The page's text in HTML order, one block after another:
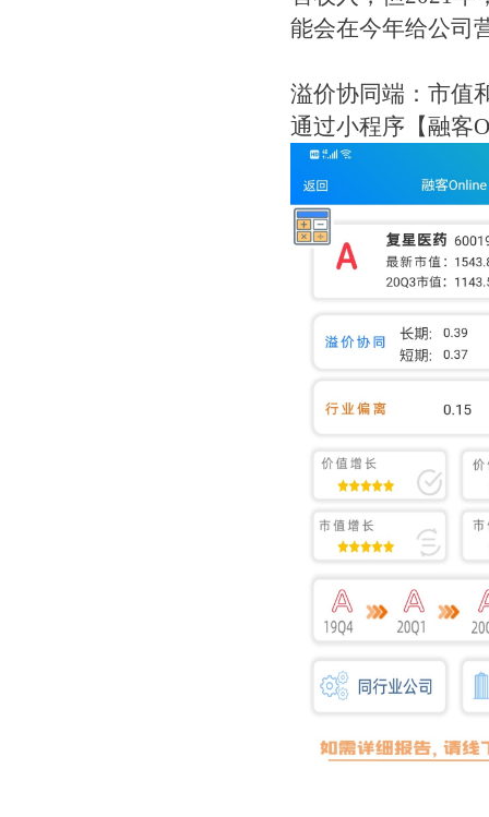
能会在今年给公司
溢价协同端：市值
通过小程序【融客